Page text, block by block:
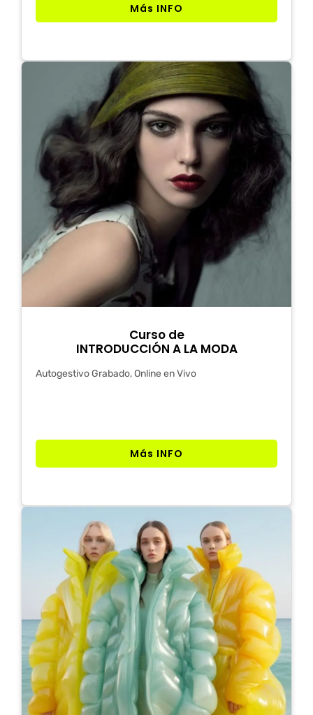
Más INFO
Curso de
INTRODUCCIÓN A LA MODA
Autogestivo Grabado, Online en Vivo
Más INFO